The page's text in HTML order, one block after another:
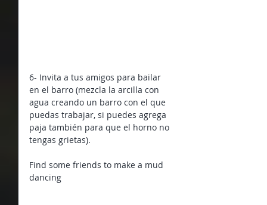
6- Invita a tus amigos para bailar
en el barro (mezcla la arcilla con
agua creando un barro con el que
puedas trabajar, si puedes agrega
paja también para que el horno no
tengas grietas).
Find some friends to make a mud
dancing